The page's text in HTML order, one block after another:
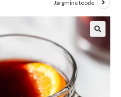
Järgmine toode